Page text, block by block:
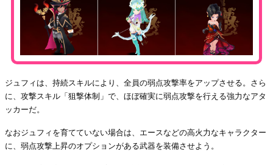
ジュフィは、持続スキルにより、全員の弱点攻撃率をアップさせる。さら
に、攻撃スキル「狙撃体制」で、ほぼ確実に弱点攻撃を行える強力なアタ
ッカーだ。
なおジュフィを育てていない場合は、エースなどの高火力なキャラクター
に、弱点攻撃上昇のオプションがある武器を装備させよう。